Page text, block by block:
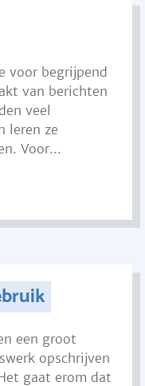
voor begrijpend
van berichten
veel
leren ze
Voor...
een groot
opschrijven
gaat erom dat